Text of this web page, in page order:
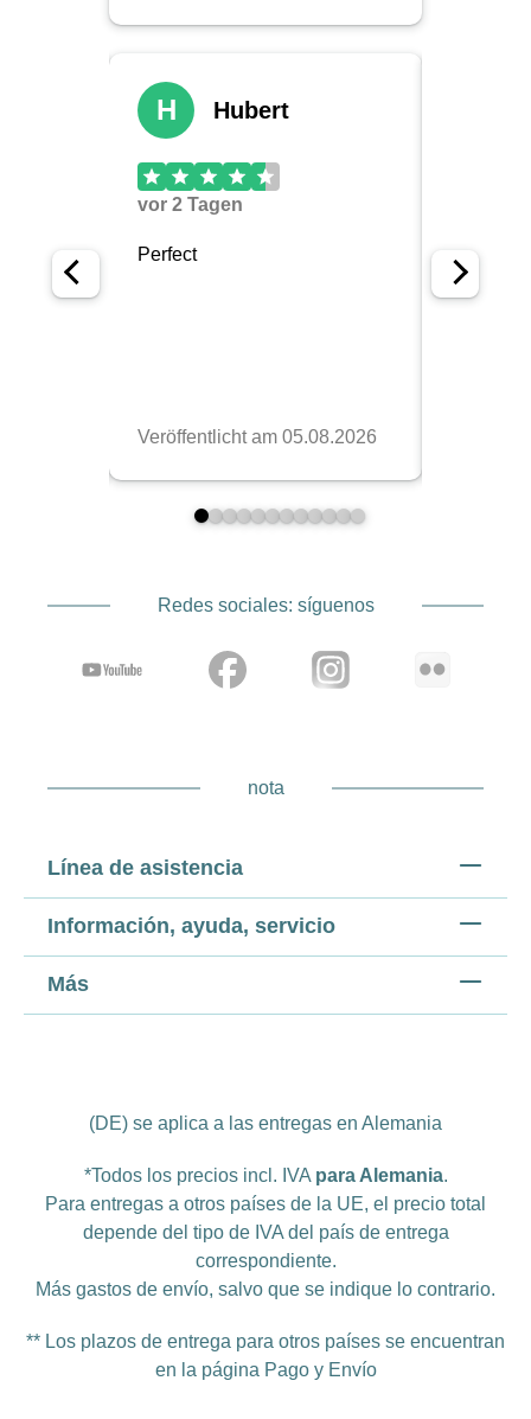
Redes sociales: síguenos
nota
Línea de asistencia
Información, ayuda, servicio
Más
(DE) se aplica a las entregas en Alemania
*Todos los precios incl. IVA para Alemania.
Para entregas a otros países de la UE, el precio total
depende del tipo de IVA del país de entrega
correspondiente.
Más gastos de envío, salvo que se indique lo contrario.
** Los plazos de entrega para otros países se encuentran
en la página Pago y Envío